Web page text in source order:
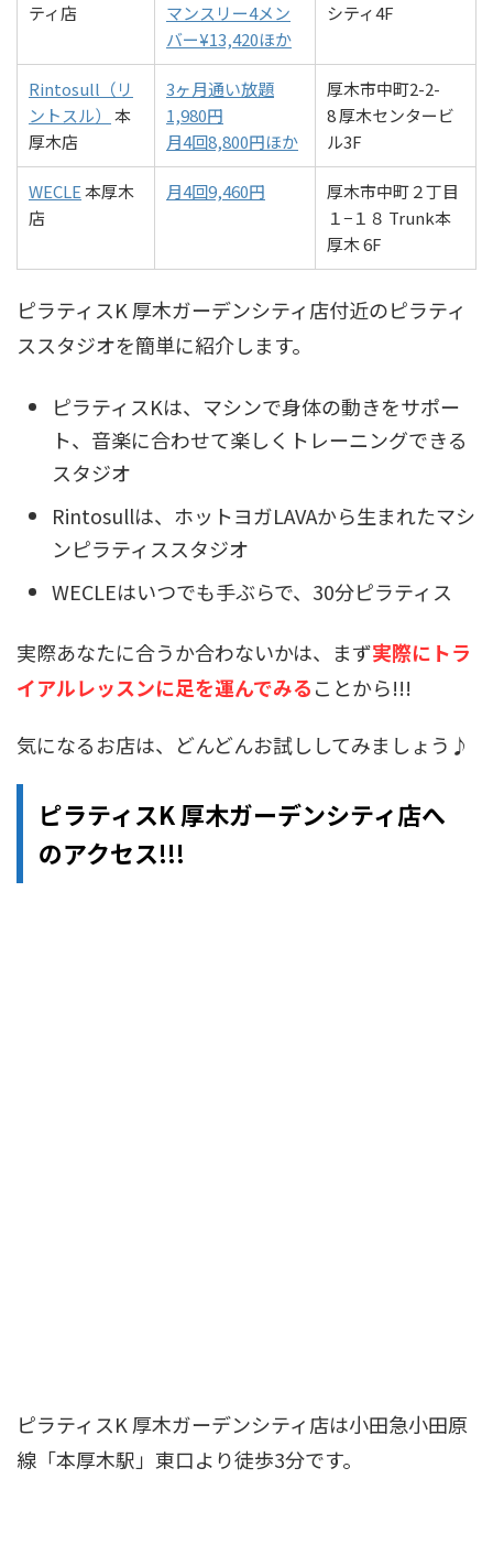
ティ店
マンスリー4メン
バー¥13,420ほか
シティ4F
Rintosull（リ
ントスル）
本
厚木店
3ヶ月通い放題
1,980円
月4回8,800円ほか
厚木市中町2-2-
8 厚木センタービ
ル3F
WECLE本厚木
店
月4回9,460円
厚木市中町２丁目
１−１８ Trunk本
厚木 6F
ピラティスK 厚木ガーデンシティ店付近のピラティ
ススタジオを簡単に紹介します。
ピラティスKは、マシンで身体の動きをサポー
ト、音楽に合わせて楽しくトレーニングできる
スタジオ
Rintosullは、ホットヨガLAVAから生まれたマシ
ンピラティススタジオ
WECLEはいつでも手ぶらで、30分ピラティス
実際あなたに合うか合わないかは、まず実際にトラ
イアルレッスンに足を運んでみることから!!!
気になるお店は、どんどんお試ししてみましょう♪
ピラティスK 厚木ガーデンシティ店へ
のアクセス!!!
ピラティスK 厚木ガーデンシティ店は小田急小田原
線「本厚木駅」東口より徒歩3分です。